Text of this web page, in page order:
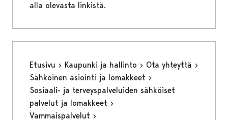
alla olevasta linkistä.
Etusivu Kaupunki ja hallinto
Ota yhteyttä
Sähköinen asiointi ja lomakkeet
Sosiaali- ja terveyspalveluiden sähköiset
palvelut ja lomakkeet
Vammaispalvelut